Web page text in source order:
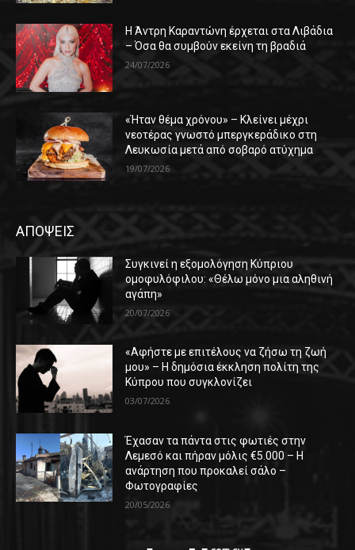
Η Άντρη Καραντώνη έρχεται στα Λιβάδια
– Όσα θα συμβούν εκείνη τη βραδιά
24/07/2026
«Ήταν θέμα χρόνου» – Κλείνει μέχρι
νεοτέρας γνωστό μπεργκεράδικο στη
Λευκωσία μετά από σοβαρό ατύχημα
19/07/2026
ΑΠΟΨΕΙΣ
Συγκινεί η εξομολόγηση Κύπριου
ομοφυλόφιλου: «Θέλω μόνο μια αληθινή
αγάπη»
20/07/2026
«Αφήστε με επιτέλους να ζήσω τη ζωή
μου» – Η δημόσια έκκληση πολίτη της
Κύπρου που συγκλονίζει
03/07/2026
Έχασαν τα πάντα στις φωτιές στην
Λεμεσό και πήραν μόλις €5.000 – Η
ανάρτηση που προκαλεί σάλο –
Φωτογραφίες
20/05/2026